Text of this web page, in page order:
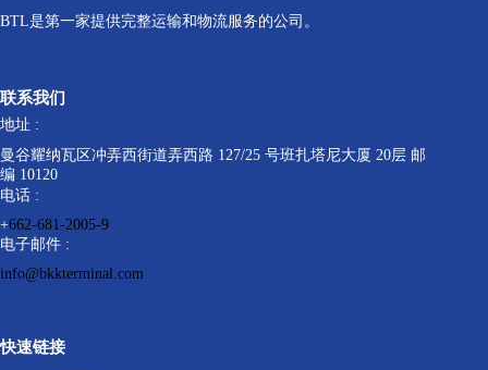
BTL是第一家提供完整运输和物流服务的公司。
联系我们
地址 :
曼谷耀纳瓦区冲弄西街道弄西路 127/25 号班扎塔尼大厦 20层 邮
编 10120
电话 :
+662-681-2005-9
电子邮件 :
info@bkkterminal.com
快速链接